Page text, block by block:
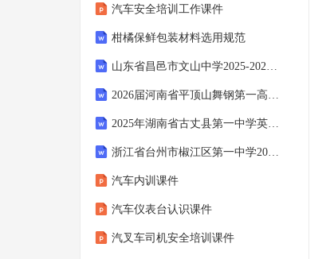
汽车安全培训工作课件
柑橘保鲜包装材料选用规范
山东省昌邑市文山中学2025-2026学年英语高三第一学期期末教学质量检测模拟试题
2026届河南省平顶山舞钢第一高级中学英语高三上期末联考模拟试题
2025年湖南省古丈县第一中学英语高三第一学期期末考试试题
浙江省台州市椒江区第一中学2025年英语高三第一学期期末达标检测模拟试题
汽车内训课件
汽车仪表台认识课件
汽叉车司机安全培训课件